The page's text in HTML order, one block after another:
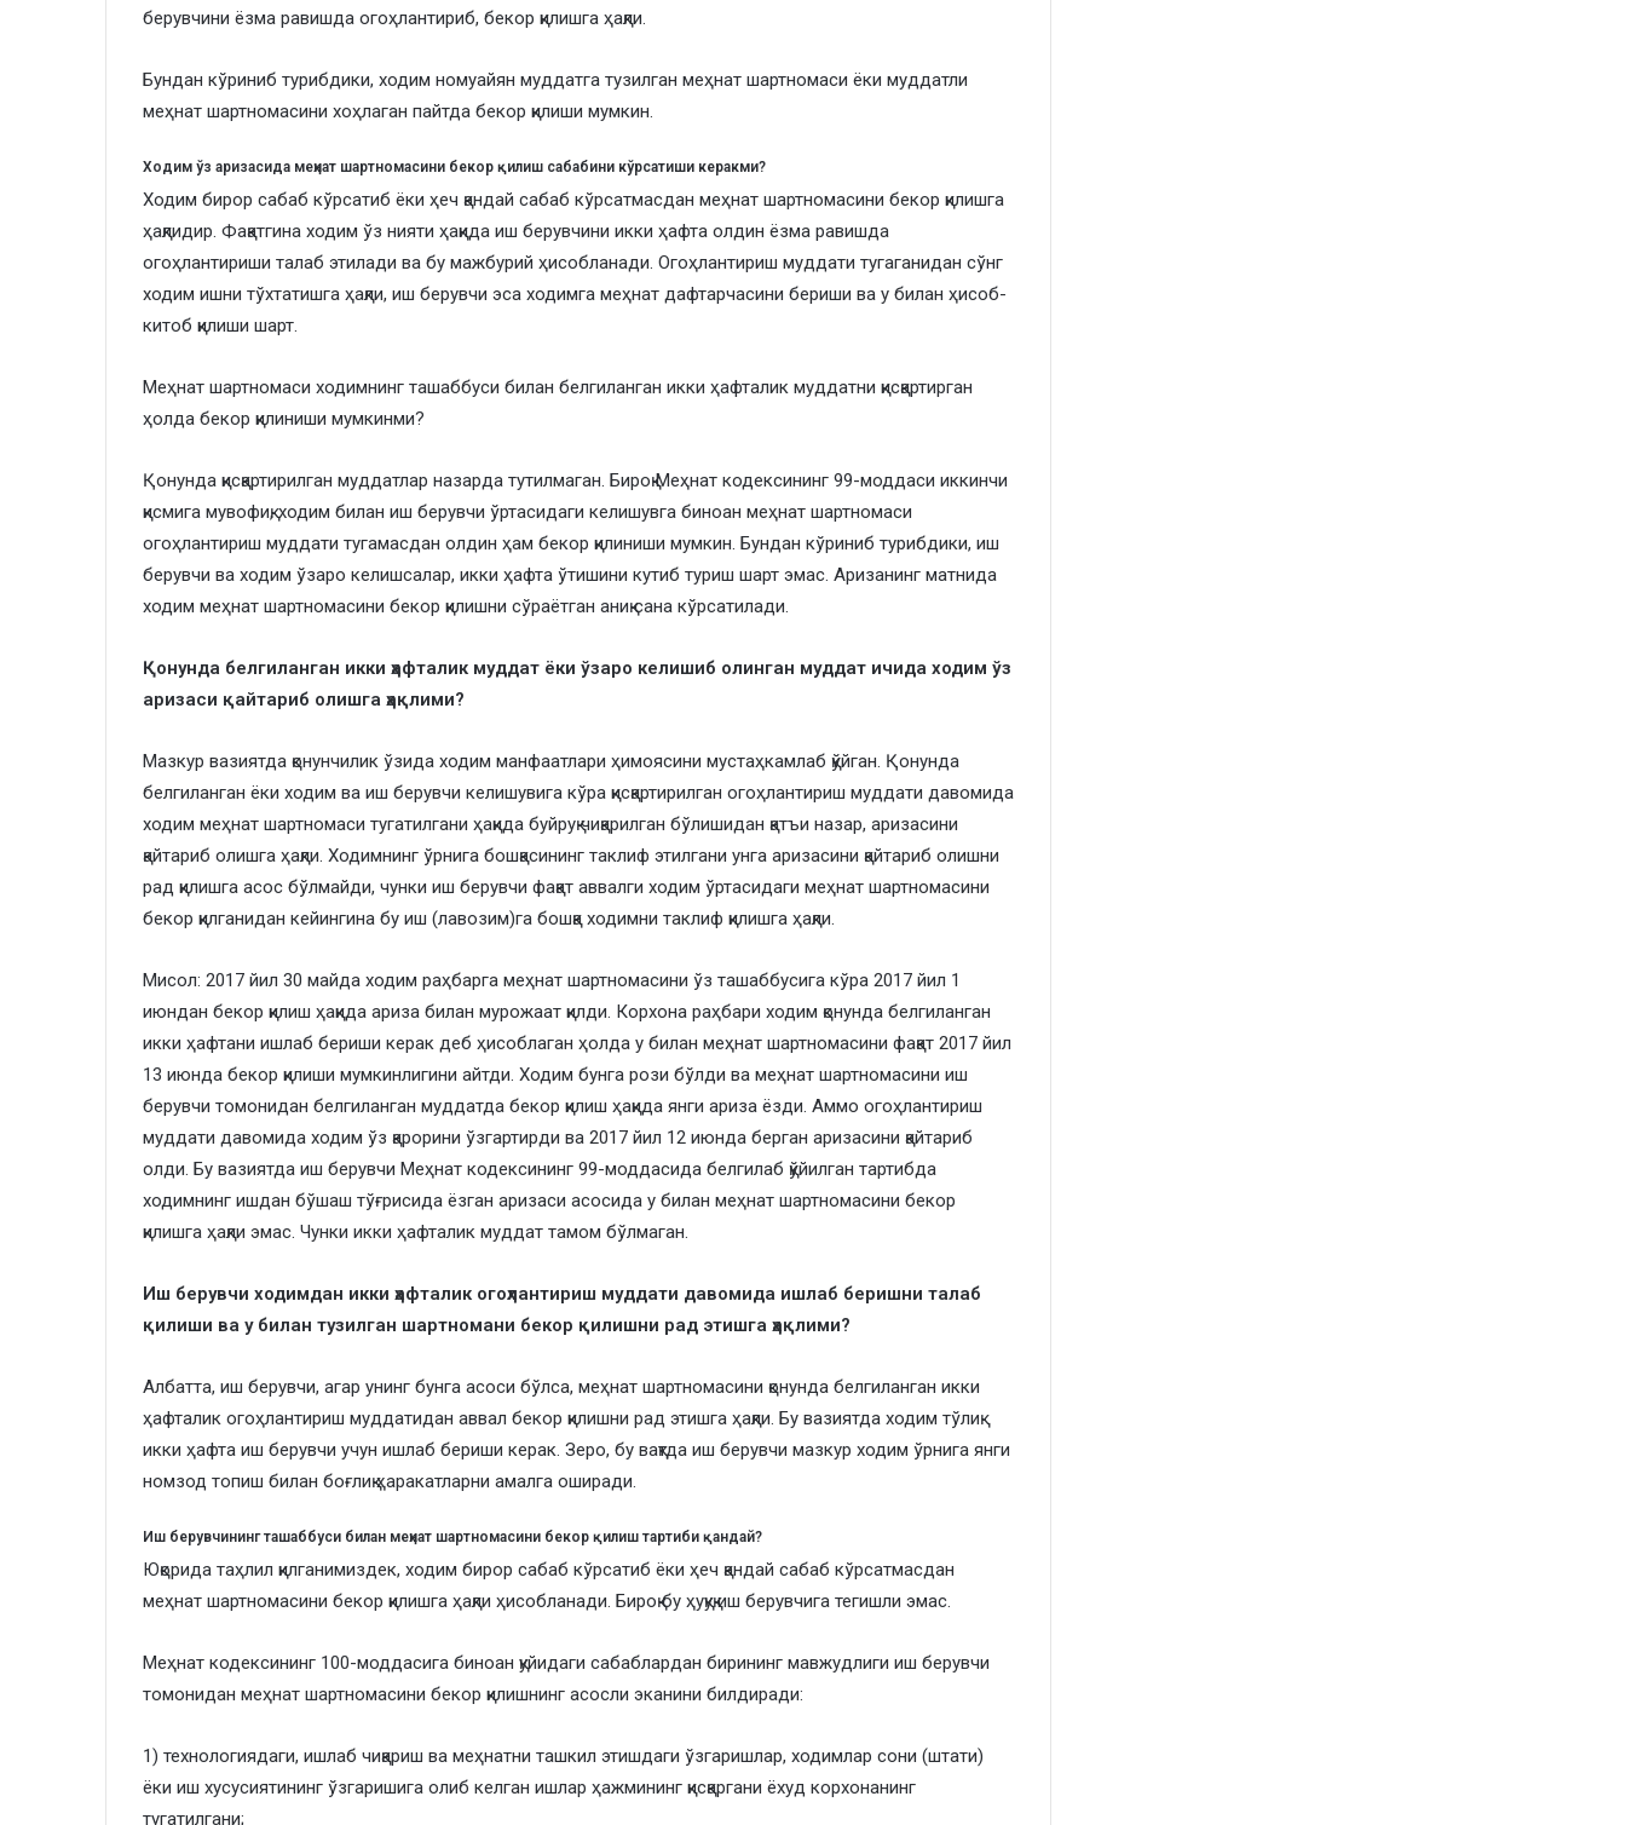
берувчини ёзма равишда огоҳлантириб, бекор қилишга ҳақли.
Бундан кўриниб турибдики, ходим номуайян муддатга тузилган меҳнат шартномаси ёки муддатли
меҳнат шартномасини хоҳлаган пайтда бекор қилиши мумкин.
Ходим ўз аризасида меҳнат шартномасини бекор қилиш сабабини кўрсатиши керакми?
Ходим бирор сабаб кўрсатиб ёки ҳеч қандай сабаб кўрсатмасдан меҳнат шартномасини бекор қилишга
ҳақлидир. Фақатгина ходим ўз нияти ҳақида иш берувчини икки ҳафта олдин ёзма равишда
огоҳлантириши талаб этилади ва бу мажбурий ҳисобланади. Огоҳлантириш муддати тугаганидан сўнг
ходим ишни тўхтатишга ҳақли, иш берувчи эса ходимга меҳнат дафтарчасини бериши ва у билан ҳисоб-
китоб қилиши шарт.
Меҳнат шартномаси ходимнинг ташаббуси билан белгиланган икки ҳафталик муддатни қисқартирган
ҳолда бекор қилиниши мумкинми?
Қонунда қисқартирилган муддатлар назарда тутилмаган. Бироқ Меҳнат кодексининг 99-моддаси иккинчи
қисмига мувофиқ, ходим билан иш берувчи ўртасидаги келишувга биноан меҳнат шартномаси
огоҳлантириш муддати тугамасдан олдин ҳам бекор қилиниши мумкин. Бундан кўриниб турибдики, иш
берувчи ва ходим ўзаро келишсалар, икки ҳафта ўтишини кутиб туриш шарт эмас. Аризанинг матнида
ходим меҳнат шартномасини бекор қилишни сўраётган аниқ сана кўрсатилади.
Қонунда белгиланган икки ҳафталик муддат ёки ўзаро келишиб олинган муддат ичида ходим ўз
аризаси қайтариб олишга ҳақлими?
Мазкур вазиятда қонунчилик ўзида ходим манфаатлари ҳимоясини мустаҳкамлаб қўйган. Қонунда
белгиланган ёки ходим ва иш берувчи келишувига кўра қисқартирилган огоҳлантириш муддати давомида
ходим меҳнат шартномаси тугатилгани ҳақида буйруқ чиқарилган бўлишидан қатъи назар, аризасини
қайтариб олишга ҳақли. Ходимнинг ўрнига бошқасининг таклиф этилгани унга аризасини қайтариб олишни
рад қилишга асос бўлмайди, чунки иш берувчи фақат аввалги ходим ўртасидаги меҳнат шартномасини
бекор қилганидан кейингина бу иш (лавозим)га бошқа ходимни таклиф қилишга ҳақли.
Мисол: 2017 йил 30 майда ходим раҳбарга меҳнат шартномасини ўз ташаббусига кўра 2017 йил 1
июндан бекор қилиш ҳақида ариза билан мурожаат қилди. Корхона раҳбари ходим қонунда белгиланган
икки ҳафтани ишлаб бериши керак деб ҳисоблаган ҳолда у билан меҳнат шартномасини фақат 2017 йил
13 июнда бекор қилиши мумкинлигини айтди. Ходим бунга рози бўлди ва меҳнат шартномасини иш
берувчи томонидан белгиланган муддатда бекор қилиш ҳақида янги ариза ёзди. Аммо огоҳлантириш
муддати давомида ходим ўз қарорини ўзгартирди ва 2017 йил 12 июнда берган аризасини қайтариб
олди. Бу вазиятда иш берувчи Меҳнат кодексининг 99-моддасида белгилаб қўйилган тартибда
ходимнинг ишдан бўшаш тўғрисида ёзган аризаси асосида у билан меҳнат шартномасини бекор
қилишга ҳақли эмас. Чунки икки ҳафталик муддат тамом бўлмаган.
Иш берувчи ходимдан икки ҳафталик огоҳлантириш муддати давомида ишлаб беришни талаб
қилиши ва у билан тузилган шартномани бекор қилишни рад этишга ҳақлими?
Албатта, иш берувчи, агар унинг бунга асоси бўлса, меҳнат шартномасини қонунда белгиланган икки
ҳафталик огоҳлантириш муддатидан аввал бекор қилишни рад этишга ҳақли. Бу вазиятда ходим тўлиқ
икки ҳафта иш берувчи учун ишлаб бериши керак. Зеро, бу вақтда иш берувчи мазкур ходим ўрнига янги
номзод топиш билан боғлиқ ҳаракатларни амалга оширади.
Иш берувчининг ташаббуси билан меҳнат шартномасини бекор қилиш тартиби қандай?
Юқорида таҳлил қилганимиздек, ходим бирор сабаб кўрсатиб ёки ҳеч қандай сабаб кўрсатмасдан
меҳнат шартномасини бекор қилишга ҳақли ҳисобланади. Бироқ бу ҳуқуқ иш берувчига тегишли эмас.
Меҳнат кодексининг 100-моддасига биноан қуйидаги сабаблардан бирининг мавжудлиги иш берувчи
томонидан меҳнат шартномасини бекор қилишнинг асосли эканини билдиради:
1) технологиядаги, ишлаб чиқариш ва меҳнатни ташкил этишдаги ўзгаришлар, ходимлар сони (штати)
ёки иш хусусиятининг ўзгаришига олиб келган ишлар ҳажмининг қисқаргани ёхуд корхонанинг
тугатилгани;­